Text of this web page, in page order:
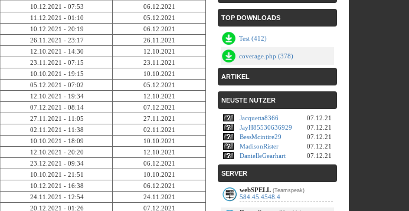
10.12.2021 - 07:53
06.12.2021
11.12.2021 - 01:10
05.12.2021
10.12.2021 - 20:19
06.12.2021
26.11.2021 - 23:17
26.11.2021
12.10.2021 - 14:30
12.10.2021
23.11.2021 - 07:15
23.11.2021
10.10.2021 - 19:15
10.10.2021
05.12.2021 - 07:02
05.12.2021
12.10.2021 - 19:34
12.10.2021
07.12.2021 - 08:14
07.12.2021
27.11.2021 - 11:05
27.11.2021
02.11.2021 - 11:38
02.11.2021
10.10.2021 - 18:09
10.10.2021
12.10.2021 - 20:20
12.10.2021
23.12.2021 - 09:34
06.12.2021
10.10.2021 - 21:51
10.10.2021
10.12.2021 - 16:38
06.12.2021
24.11.2021 - 12:54
24.11.2021
20.12.2021 - 01:26
07.12.2021
TOP DOWNLOADS
Test (412)
coverage.php (378)
ARTIKEL
NEUSTE NUTZER
Jacquetta8366
07.12.21
JayH85530636929
07.12.21
BessMcintire29
07.12.21
MadisonRister
07.12.21
DanielleGearhart
07.12.21
SERVER
webSPELL (Teamspeak)
584.45.4548.4